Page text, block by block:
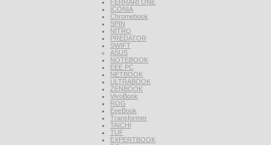
FERRARI ONE
ICONIA
Chromebook
SPIN
NITRO
PREDATOR
SWIFT
ASUS
NOTEBOOK
EEE PC
NETBOOK
ULTRABOOK
ZENBOOK
VivoBook
ROG
EeeBook
Transformer
TAICHI
TUF
EXPERTBOOK